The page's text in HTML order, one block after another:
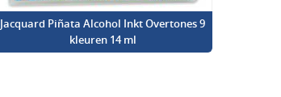
Jacquard Piñata Alcohol Inkt Overtones 9
kleuren 14 ml